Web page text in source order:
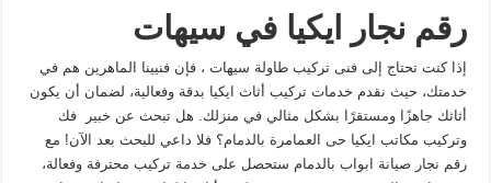
رقم نجار ايكيا في سيهات
إذا كنت تحتاج إلى فنى تركيب طاولة سيهات ، فإن فنيينا الماهرين هم في
خدمتك، حيث نقدم خدمات تركيب أثاث ايكيا بدقة وفعالية، لضمان أن يكون
أثاثك جاهزًا ومستقرًا بشكل مثالي في منزلك. هل تبحث عن خبير فك
وتركيب مكاتب ايكيا حى العمامرة بالدمام؟ فلا داعي للبحث بعد الآن! مع
رقم نجار صيانة ابواب بالدمام ستحصل على خدمة تركيب محترفة وفعالة،